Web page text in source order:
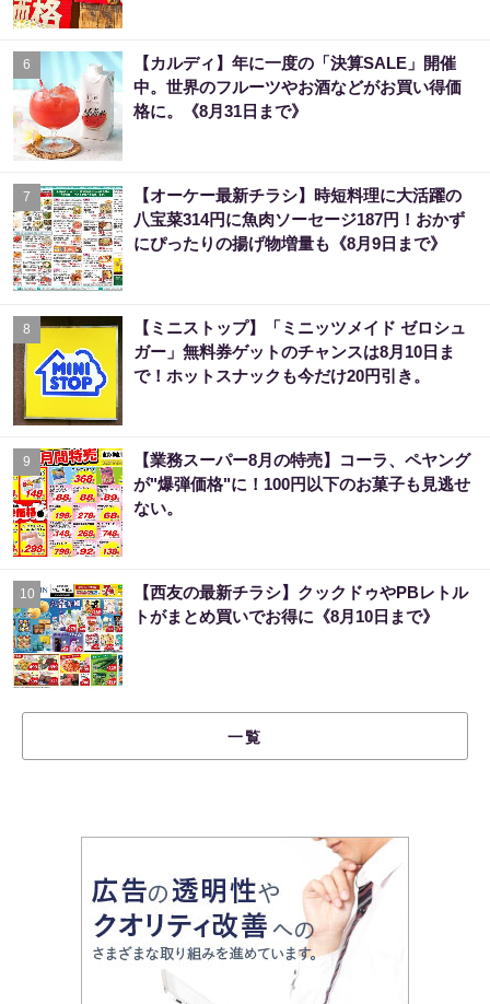
6
【カルディ】年に一度の「決算SALE」開催
中。世界のフルーツやお酒などがお買い得価
格に。《8月31日まで》
7
【オーケー最新チラシ】時短料理に大活躍の
八宝菜314円に魚肉ソーセージ187円！おかず
にぴったりの揚げ物増量も《8月9日まで》
8
【ミニストップ】「ミニッツメイド ゼロシュ
ガー」無料券ゲットのチャンスは8月10日ま
で！ホットスナックも今だけ20円引き。
9
【業務スーパー8月の特売】コーラ、ペヤング
が"爆弾価格"に！100円以下のお菓子も見逃せ
ない。
10
【西友の最新チラシ】クックドゥやPBレトル
トがまとめ買いでお得に《8月10日まで》
一覧